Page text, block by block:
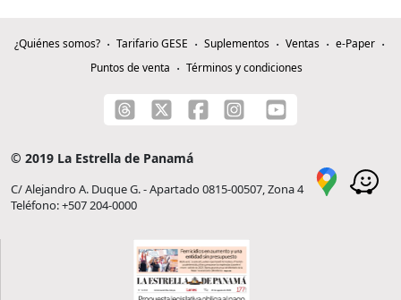
¿Quiénes somos? Tarifario GESE Suplementos Ventas
e-Paper
Puntos de venta
Términos y condiciones
© 2019 La Estrella de Panamá
C/ Alejandro A. Duque G. - Apartado 0815-00507, Zona 4
Teléfono: +507 204-0000